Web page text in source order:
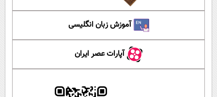
آموزش زبان انگلیسی
آپارات عصر ایران